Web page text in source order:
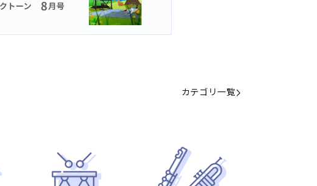
カテゴリ一覧